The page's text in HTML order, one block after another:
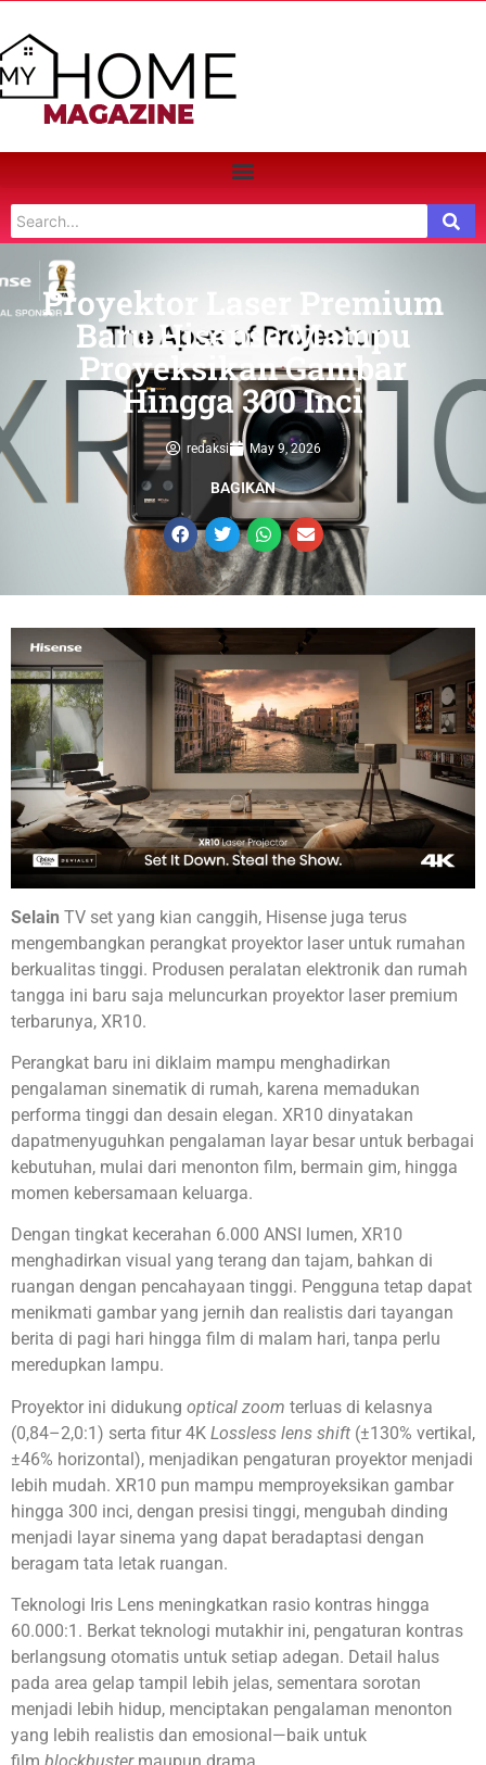
Proyektor Laser Premium
Baru Hisense Mampu
Proyeksikan Gambar
Hingga 300 Inci
redaksi May 9, 2026
BAGIKAN
Selain TV set yang kian canggih, Hisense juga terus
mengembangkan perangkat proyektor laser untuk rumahan
berkualitas tinggi. Produsen peralatan elektronik dan rumah
tangga ini baru saja meluncurkan proyektor laser premium
terbarunya, XR10.
Perangkat baru ini diklaim mampu menghadirkan
pengalaman sinematik di rumah, karena memadukan
performa tinggi dan desain elegan. XR10 dinyatakan
dapatmenyuguhkan pengalaman layar besar untuk berbagai
kebutuhan, mulai dari menonton film, bermain gim, hingga
momen kebersamaan keluarga.
Dengan tingkat kecerahan 6.000 ANSI lumen, XR10
menghadirkan visual yang terang dan tajam, bahkan di
ruangan dengan pencahayaan tinggi. Pengguna tetap dapat
menikmati gambar yang jernih dan realistis dari tayangan
berita di pagi hari hingga film di malam hari, tanpa perlu
meredupkan lampu.
Proyektor ini didukung optical zoom terluas di kelasnya
(0,84–2,0:1) serta fitur 4K Lossless lens shift (±130% vertikal,
±46% horizontal), menjadikan pengaturan proyektor menjadi
lebih mudah. XR10 pun mampu memproyeksikan gambar
hingga 300 inci, dengan presisi tinggi, mengubah dinding
menjadi layar sinema yang dapat beradaptasi dengan
beragam tata letak ruangan.
Teknologi Iris Lens meningkatkan rasio kontras hingga
60.000:1. Berkat teknologi mutakhir ini, pengaturan kontras
berlangsung otomatis untuk setiap adegan. Detail halus
pada area gelap tampil lebih jelas, sementara sorotan
menjadi lebih hidup, menciptakan pengalaman menonton
yang lebih realistis dan emosional—baik untuk